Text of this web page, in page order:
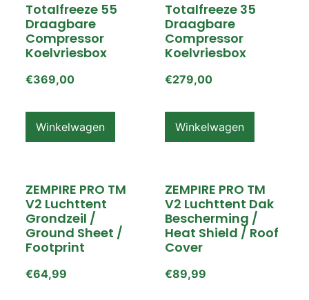
Totalfreeze 55
Draagbare
Compressor
Koelvriesbox
€369,00
Winkelwagen
Totalfreeze 35
Draagbare
Compressor
Koelvriesbox
€279,00
Winkelwagen
ZEMPIRE PRO TM
V2 Luchttent
Grondzeil /
Ground Sheet /
Footprint
€64,99
ZEMPIRE PRO TM
V2 Luchttent Dak
Bescherming /
Heat Shield / Roof
Cover
€89,99